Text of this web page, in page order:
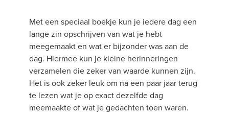
Met een speciaal boekje kun je iedere dag een
lange zin opschrijven van wat je hebt
meegemaakt en wat er bijzonder was aan de
dag. Hiermee kun je kleine herinneringen
verzamelen die zeker van waarde kunnen zijn.
Het is ook zeker leuk om na een paar jaar terug
te lezen wat je op exact dezelfde dag
meemaakte of wat je gedachten toen waren.